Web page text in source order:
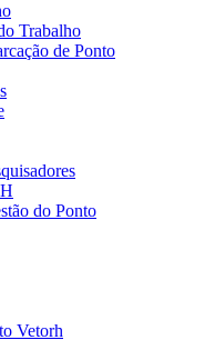
Trabalho
de Ponto
do Ponto
Vetorh